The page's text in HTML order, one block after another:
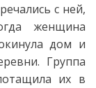
с ней,
женщина
дом и
Группа
их в